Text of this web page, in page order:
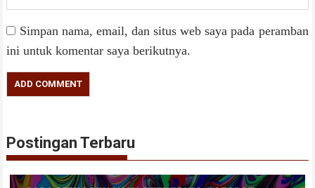
Simpan nama, email, dan situs web saya pada peramban
ini untuk komentar saya berikutnya.
Postingan Terbaru